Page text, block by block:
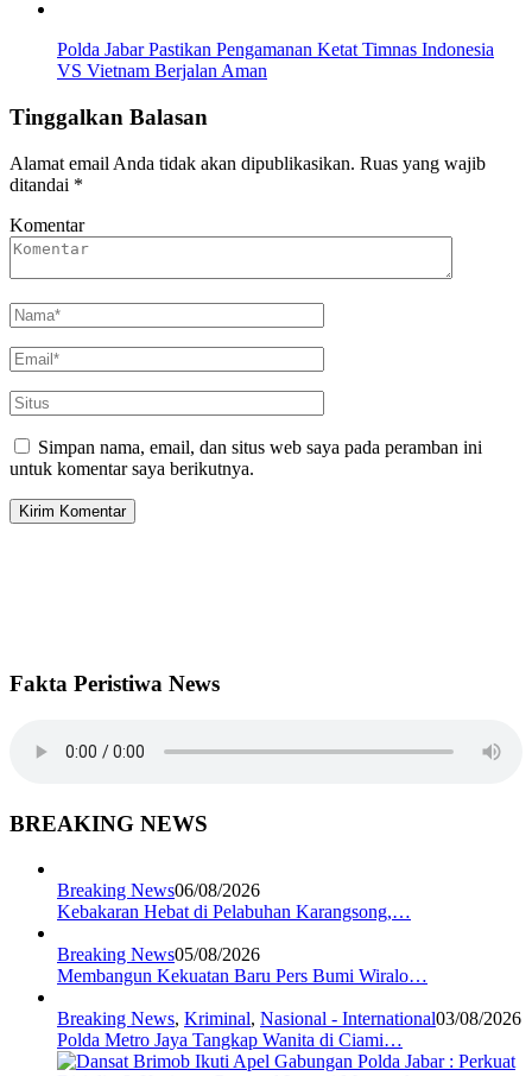
Polda Jabar Pastikan Pengamanan Ketat Timnas Indonesia
VS Vietnam Berjalan Aman
Tinggalkan Balasan
Alamat email Anda tidak akan dipublikasikan. Ruas yang wajib
ditandai *
Komentar
Simpan nama, email, dan situs web saya pada peramban ini
untuk komentar saya berikutnya.
Fakta Peristiwa News
BREAKING NEWS
Breaking News06/08/2026
Kebakaran Hebat di Pelabuhan Karangsong,…
Breaking News05/08/2026
Membangun Kekuatan Baru Pers Bumi Wiralo…
Breaking News, Kriminal, Nasional - International03/08/2026
Polda Metro Jaya Tangkap Wanita di Ciami…